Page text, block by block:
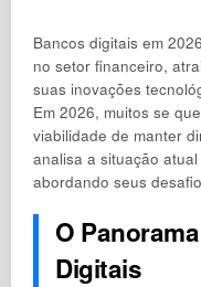
Bancos digitais em
no setor financeiro,
suas inovações
Em 2026, muitos se
viabilidade de manter
analisa a situação
abordando seus
O
Digitais